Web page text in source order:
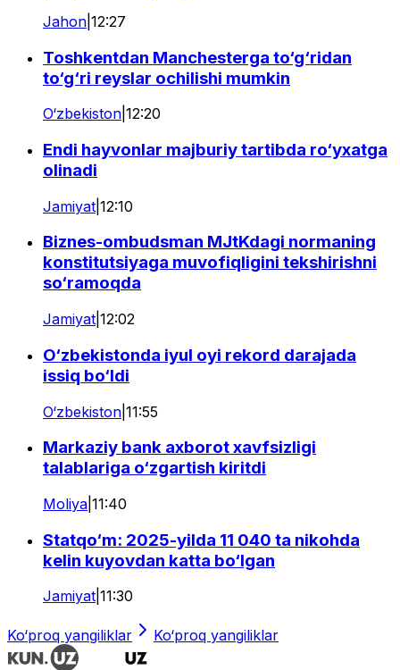
Jahon 12:27
Toshkentdan Manchesterga to‘g‘ridan
to‘g‘ri reyslar ochilishi mumkin
O‘zbekiston 12:20
Endi hayvonlar majburiy tartibda ro‘yxatga
olinadi
Jamiyat 12:10
Biznes-ombudsman MJtKdagi normaning
konstitutsiyaga muvofiqligini tekshirishni
so‘ramoqda
Jamiyat 12:02
O‘zbekistonda iyul oyi rekord darajada
issiq bo‘ldi
O‘zbekiston 11:55
Markaziy bank axborot xavfsizligi
talablariga o‘zgartish kiritdi
Moliya 11:40
Statqo‘m: 2025-yilda 11 040 ta nikohda
kelin kuyovdan katta bo‘lgan
Jamiyat 11:30
Ko‘proq yangiliklar Ko‘proq yangiliklar